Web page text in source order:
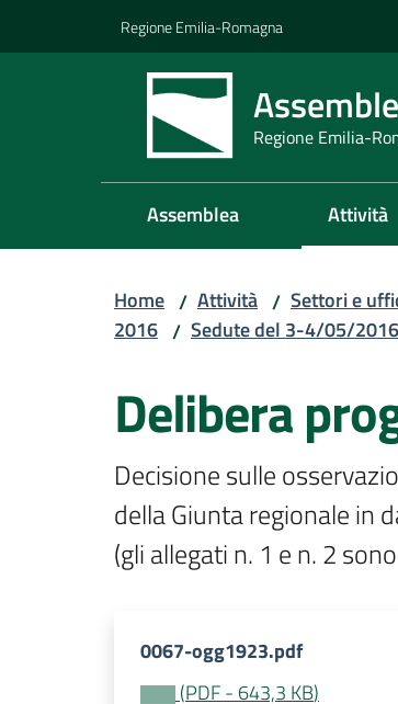
Regione Emilia-Romagna
Regione Emilia-
Assemblea Attività
Home / Attività / Settori e
2016 / Sedute del 3-4/05/2016
Delibera
Decisione sulle
della Giunta regionale in
(gli allegati n. 1 e n. 2
0067-ogg1923.pdf
(PDF- 643,3 KB)